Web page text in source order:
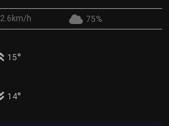
2.6km/h 75%
15°
14°